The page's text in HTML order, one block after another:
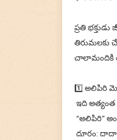
ప్రతి
తిరుమలకు
చాలామందికి
1️⃣ అలిపిరి
ఇది
“అలిపిరి”
దూరం: